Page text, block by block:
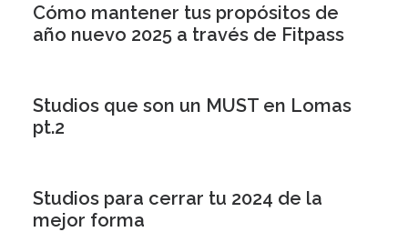
Cómo mantener tus propósitos de
año nuevo 2025 a través de Fitpass
Studios que son un MUST en Lomas
pt.2
Studios para cerrar tu 2024 de la
mejor forma